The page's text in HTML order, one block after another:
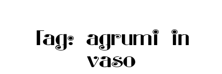
Tag: agrumi in
vaso